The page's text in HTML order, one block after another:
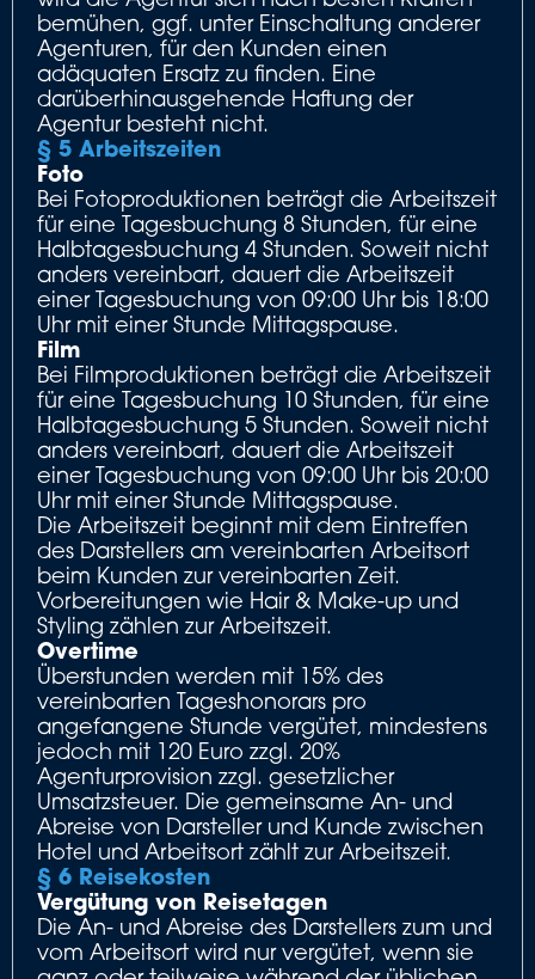
bemühen, ggf. unter Einschaltung anderer
Agenturen, für den Kunden einen
adäquaten Ersatz zu finden. Eine
darüberhinausgehende Haftung der
Agentur besteht nicht.
§ 5 Arbeitszeiten
Foto
Bei Fotoproduktionen beträgt die Arbeitszeit
für eine Tagesbuchung 8 Stunden, für eine
Halbtagesbuchung 4 Stunden. Soweit nicht
anders vereinbart, dauert die Arbeitszeit
einer Tagesbuchung von 09:00 Uhr bis 18:00
Uhr mit einer Stunde Mittagspause.
Film
Bei Filmproduktionen beträgt die Arbeitszeit
für eine Tagesbuchung 10 Stunden, für eine
Halbtagesbuchung 5 Stunden. Soweit nicht
anders vereinbart, dauert die Arbeitszeit
einer Tagesbuchung von 09:00 Uhr bis 20:00
Uhr mit einer Stunde Mittagspause.
Die Arbeitszeit beginnt mit dem Eintreffen
des Darstellers am vereinbarten Arbeitsort
beim Kunden zur vereinbarten Zeit.
Vorbereitungen wie Hair & Make-up und
Styling zählen zur Arbeitszeit.
Overtime
Überstunden werden mit 15% des
vereinbarten Tageshonorars pro
angefangene Stunde vergütet, mindestens
jedoch mit 120 Euro zzgl. 20%
Agenturprovision zzgl. gesetzlicher
Umsatzsteuer. Die gemeinsame An- und
Abreise von Darsteller und Kunde zwischen
Hotel und Arbeitsort zählt zur Arbeitszeit.
§ 6 Reisekosten
Vergütung von Reisetagen
Die An- und Abreise des Darstellers zum und
vom Arbeitsort wird nur vergütet, wenn sie